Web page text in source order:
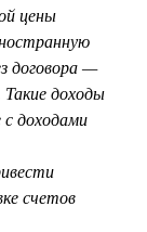
цены
договора —
Такие доходы
с доходами
счетов